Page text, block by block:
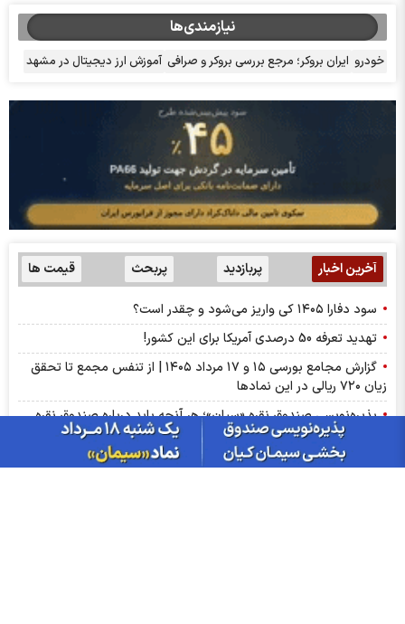
نیازمندی‌ها
خودرو ایران بروکر؛ مرجع بررسی بروکر و صرافی آموزش ارز دیجیتال در مشهد
آخرین اخبار پربازدید پربحث قیمت ها
سود دفارا ۱۴۰۵ کی واریز می‌شود و چقدر است؟
تهدید تعرفه 50 درصدی آمریکا برای این کشور!
گزارش مجامع بورسی ۱۵ و ۱۷ مرداد ۱۴۰۵ | از تنفس مجمع تا تحقق
زیان ۷۲۰ ریالی در این نماد‌ها
پذیره‌نویسی صندوق نقره «سیان»؛ هر آنچه باید درباره صندوق نقره
سیان بدانید
میزان سود سهام مجامع هفته دوم مرداد؛ سود ۸ نماد چه زمانی واریز